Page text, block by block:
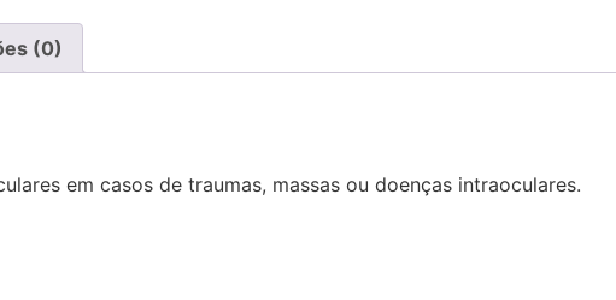
(0)
em casos de traumas, massas ou doenças intraoculares.